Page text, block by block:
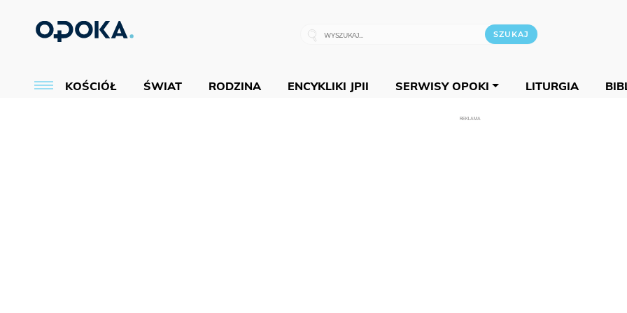
KOŚCIÓŁ ŚWIAT RODZINA ENCYKLIKI JPII SERWISY OPOKI LITURGIA
REKLAMA